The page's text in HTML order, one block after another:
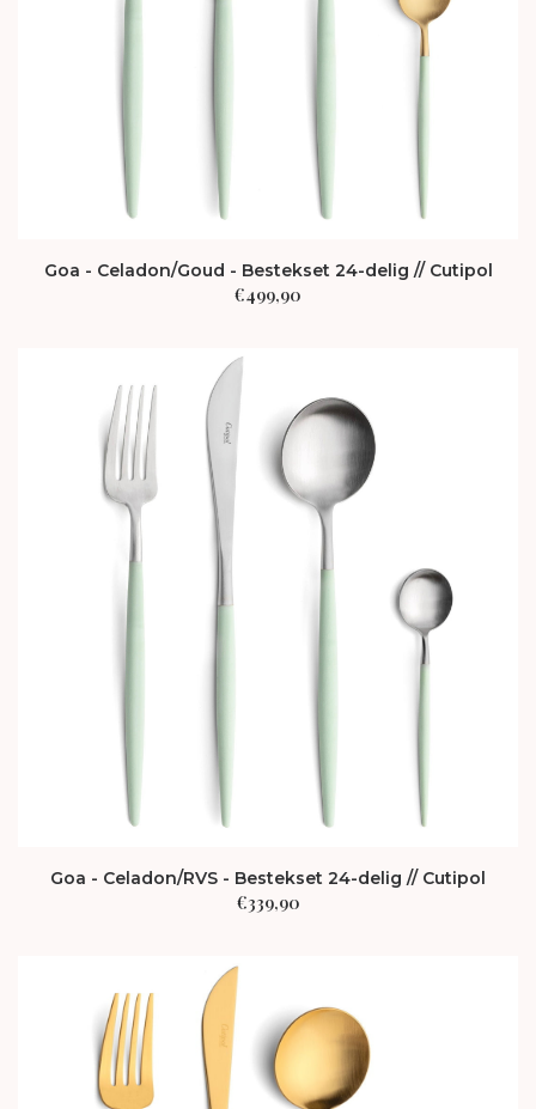
Goa - Celadon/Goud - Bestekset 24-delig // Cutipol
€499,90
Goa - Celadon/RVS - Bestekset 24-delig // Cutipol
€339,90